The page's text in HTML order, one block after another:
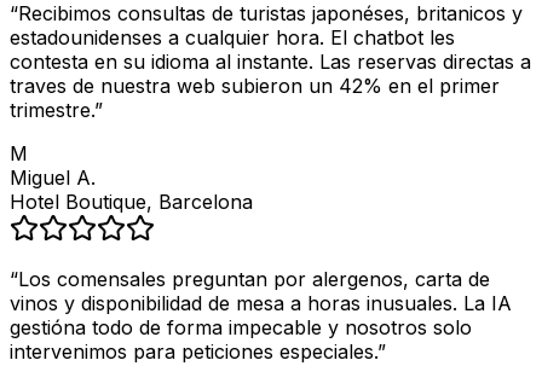
“Recibimos consultas de turistas japonéses, britanicos y
estadounidenses a cualquier hora. El chatbot les
contesta en su idioma al instante. Las reservas directas a
traves de nuestra web subieron un 42% en el primer
trimestre.”
M
Miguel A.
Hotel Boutique, Barcelona
“Los comensales preguntan por alergenos, carta de
vinos y disponibilidad de mesa a horas inusuales. La IA
gestióna todo de forma impecable y nosotros solo
intervenimos para peticiones especiales.”